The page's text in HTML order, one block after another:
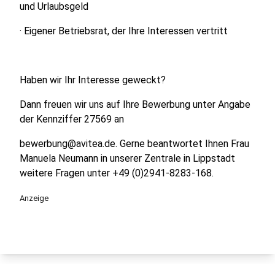
und Urlaubsgeld
· Eigener Betriebsrat, der Ihre Interessen vertritt
Haben wir Ihr Interesse geweckt?
Dann freuen wir uns auf Ihre Bewerbung unter Angabe
der Kennziffer 27569 an
bewerbung@avitea.de. Gerne beantwortet Ihnen Frau
Manuela Neumann in unserer Zentrale in Lippstadt
weitere Fragen unter +49 (0)2941-8283-168.
Anzeige